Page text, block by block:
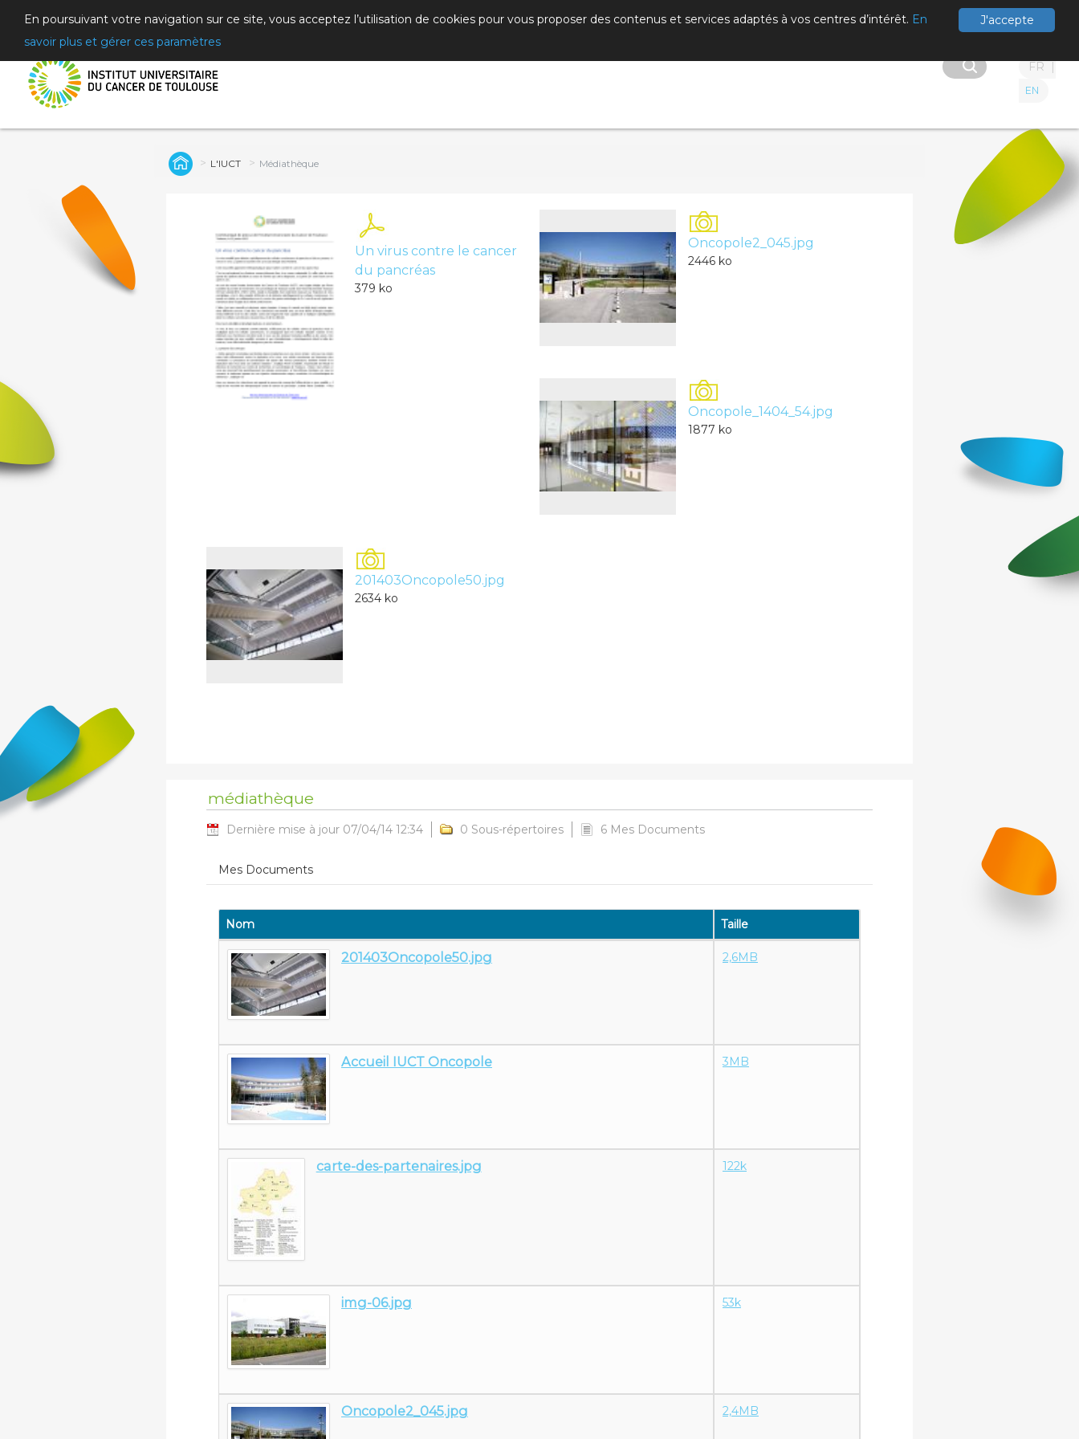
J'accepte
En poursuivant votre navigation sur ce site, vous acceptez l’utilisation de cookies pour vous proposer des contenus et services adaptés à vos centres d’intérêt. En
savoir plus et gérer ces paramètres
FR
EN
L'IUCT Médiathèque
Un virus contre le cancer
du pancréas
379 ko
Oncopole2_045.jpg
2446 ko
Oncopole_1404_54.jpg
1877 ko
201403Oncopole50.jpg
2634 ko
médiathèque
Dernière mise à jour 07/04/14 12:34 0 Sous-répertoires 6 Mes Documents
Mes Documents
Nom Taille
201403Oncopole50.jpg 2,6MB
Accueil IUCT Oncopole 3MB
carte-des-partenaires.jpg 122k
img-06.jpg 53k
Oncopole2_045.jpg 2,4MB